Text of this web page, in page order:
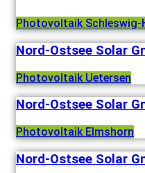
Photovoltaik Schleswig-
Nord-Ostsee Solar
Photovoltaik Uetersen
Nord-Ostsee Solar
Photovoltaik Elmshorn
Nord-Ostsee Solar